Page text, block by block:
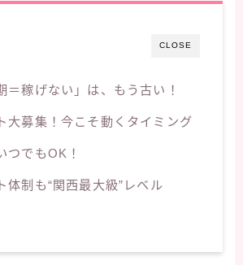
CLOSE
＝稼げない」は、もう古い！
大募集！今こそ動くタイミング
つでもOK！
体制も“関西最大級”レベル